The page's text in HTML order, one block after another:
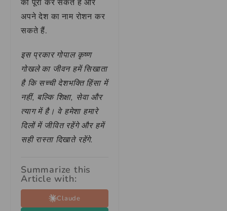
को पूरा कर सकते हैं और
अपने देश का नाम रोशन कर
सकते हैं.
इस प्रकार गोपाल कृष्ण
गोखले का जीवन हमें सिखाता
है कि सच्ची देशभक्ति हिंसा में
नहीं, बल्कि शिक्षा, सेवा और
त्याग में है। वे हमेशा हमारे
दिलों में जीवित रहेंगे और हमें
सही रास्ता दिखाते रहेंगे.
Summarize this
Article with:
Claude